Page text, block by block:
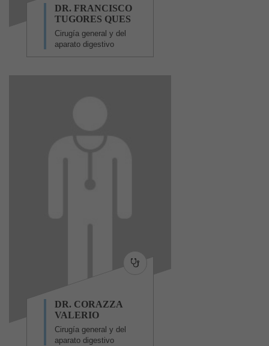
DR. FRANCISCO
TUGORES QUES
Cirugía general y del
aparato digestivo
DR. CORAZZA
VALERIO
Cirugía general y del
aparato digestivo